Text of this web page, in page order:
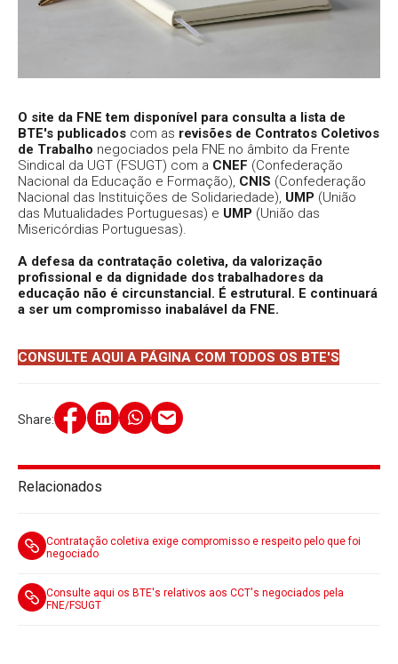
Relacionados
Contratação coletiva exige compromisso e respeito pelo que foi
negociado
Consulte aqui os BTE's relativos aos CCT's negociados pela
FNE/FSUGT
O site da FNE tem disponível para consulta a lista de
BTE's publicados com as revisões de Contratos Coletivos
de Trabalho negociados pela FNE no âmbito da Frente
Sindical da UGT (FSUGT) com a CNEF (Confederação
Nacional da Educação e Formação), CNIS (Confederação
Nacional das Instituições de Solidariedade), UMP (União
das Mutualidades Portuguesas) e UMP (União das
Misericórdias Portuguesas).
A defesa da contratação coletiva, da valorização
profissional e da dignidade dos trabalhadores da
educação não é circunstancial. É estrutural. E continuará
a ser um compromisso inabalável da FNE.
CONSULTE AQUI A PÁGINA COM TODOS OS BTE'S
Share: